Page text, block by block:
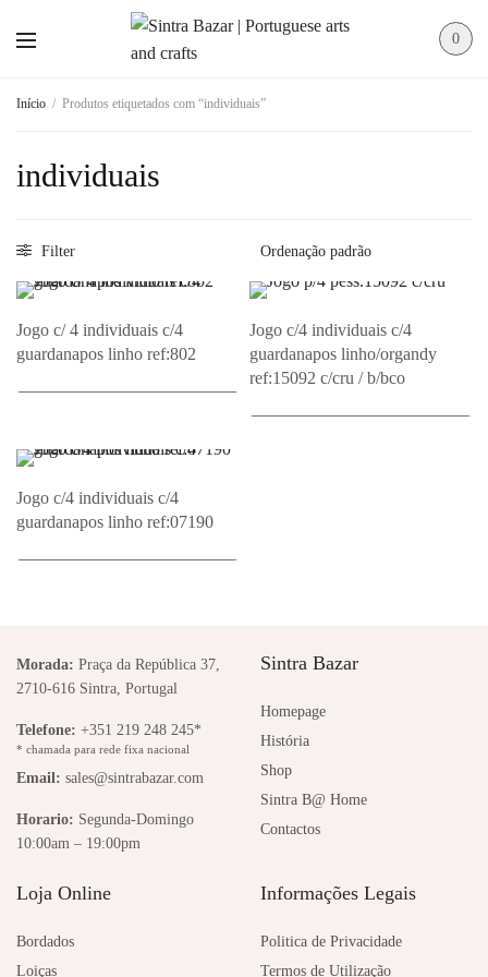
0
Início / Produtos etiquetados com “individuais”
individuais
Filter
Jogo c/ 4 individuais c/4
guardanapos linho ref:802
Jogo c/4 individuais c/4
guardanapos linho/organdy
ref:15092 c/cru / b/bco
Jogo c/4 individuais c/4
guardanapos linho ref:07190
Morada: Praça da República 37,
2710-616 Sintra, Portugal
Telefone: +351 219 248 245*
* chamada para rede fixa nacional
Email: sales@sintrabazar.com
Horario: Segunda-Domingo
10:00am – 19:00pm
Sintra Bazar
Homepage
História
Shop
Sintra B@ Home
Contactos
Loja Online
Bordados
Loiças
Informações Legais
Politica de Privacidade
Termos de Utilização